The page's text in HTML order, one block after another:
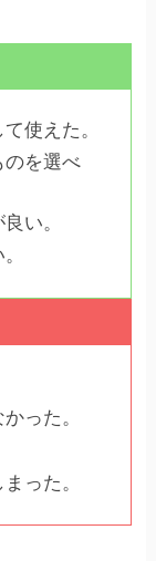
使えた。
のを選べ
い。
った。
った。